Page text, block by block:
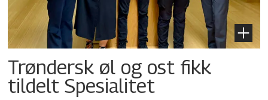
Trøndersk øl og ost fikk
tildelt Spesialitet